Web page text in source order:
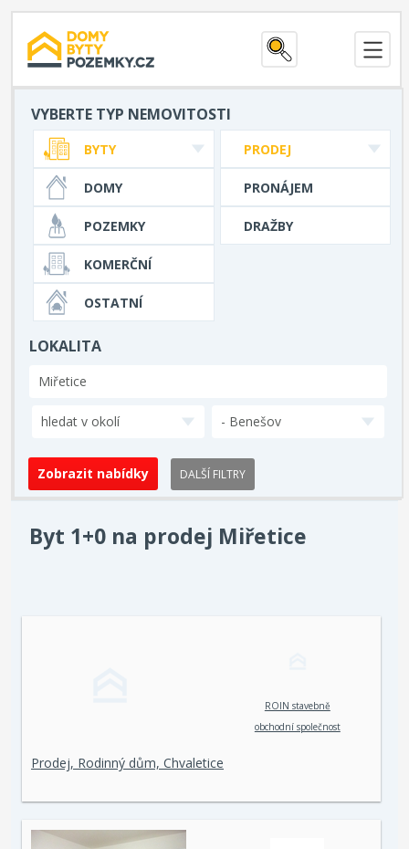
VYBERTE TYP NEMOVITOSTI
PRODEJ
PRONÁJEM
DRAŽBY
BYTY
DOMY
POZEMKY
KOMERČNÍ
OSTATNÍ
LOKALITA
hledat v okolí - Benešov
DALŠÍ FILTRY
Byt 1+0 na prodej Miřetice
ROIN stavebně
obchodní společnost
Prodej, Rodinný dům, Chvaletice